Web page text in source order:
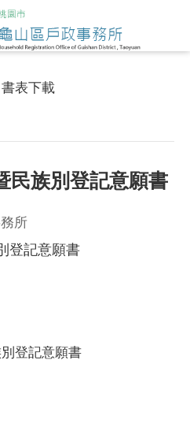
書表下載
民族別登記意願書
所
登記意願書
登記意願書